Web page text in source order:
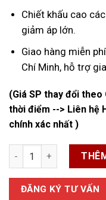
Chiết khấu cao
giảm áp lớn.
Giao hàng miễn
Chí Minh, hỗ trợ
(Giá SP thay đổi
thời điểm --> Liên hệ
chính xác nhất )
Van Giảm Áp Itap -
ĐĂNG KÝ TƯ VẤN